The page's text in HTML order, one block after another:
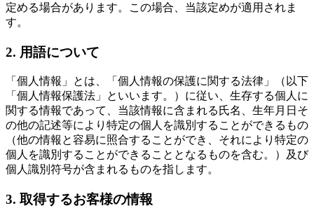
定める場合があります。この場合、当該定めが適用されま
す。
2. 用語について
「個人情報」とは、「個人情報の保護に関する法律」（以下
「個人情報保護法」といいます。）に従い、生存する個人に
関する情報であって、当該情報に含まれる氏名、生年月日そ
の他の記述等により特定の個人を識別することができるもの
（他の情報と容易に照合することができ、それにより特定の
個人を識別することができることとなるものを含む。）及び
個人識別符号が含まれるものを指します。
3. 取得するお客様の情報